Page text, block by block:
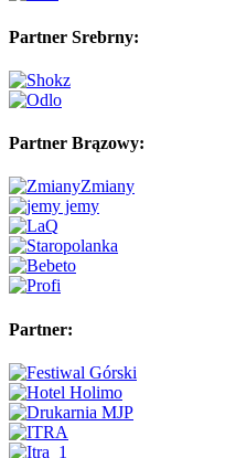
Partner Srebrny:
Partner Brązowy:
Partner: